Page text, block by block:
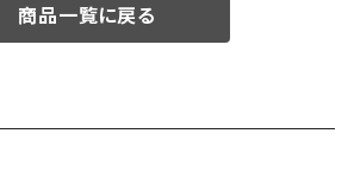
商品一覧に戻る